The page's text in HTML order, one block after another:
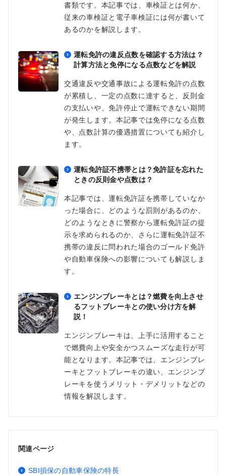
書類です。本記事では、車検証とは何か、
従来の車検証と電子車検証には何が書いて
あるのかを解説します。
運転免許の違反点数を確認する方法は？
計算方法と免停になる点数などを解説
交通違反や交通事故による運転免許の点数
が累積し、一定の点数に達すると、反則金
の支払いや、免許停止で運転できない期間
が発生します。本記事では免停になる点数
や、点数計算の優遇措置についても紹介し
ます。
運転免許証不携帯とは？免許証を忘れた
ときの反則金や点数は？
本記事では、運転免許証を携帯していなか
った場合に、どのような罰則があるのか、
どのようなときに警察から運転免許証の提
示を求められるのか、さらに運転免許証不
携帯の違反に問われた場合のゴールド免許
や自動車保険への影響についても解説しま
す。
エンジンブレーキとは？燃費を向上させ
るフットブレーキとの使い分け方を解
説！
エンジンブレーキは、上手に活用すること
で燃費向上や安全かつスムーズな走行が可
能となります。本記事では、エンジンブレ
ーキとフットブレーキの違い、エンジンブ
レーキを使うメリット・デメリットなどの
情報を解説します。
関連ページ
SBI損保の自動車保険の特長